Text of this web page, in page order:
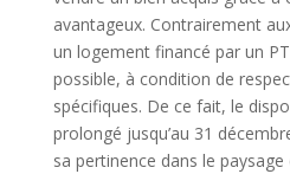
avantageux. Contrairement
un logement financé par un
possible, à condition de
spécifiques. De ce fait, le
prolongé jusqu’au 31
sa pertinence dans le